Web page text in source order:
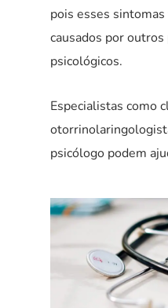
pois esses
causados por
psicológicos.
Especialistas como
psicólogo podem